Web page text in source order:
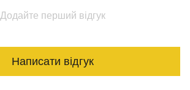
Додайте перший відгук
Написати відгук